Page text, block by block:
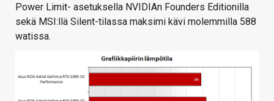
Power Limit- asetuksella NVIDIAn Founders Editionilla
sekä MSI:llä Silent-tilassa maksimi kävi molemmilla 588
watissa.